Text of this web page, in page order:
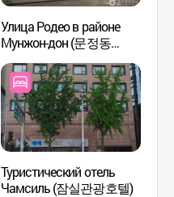
Улица Родео в районе
Мунжон-дон (문정동
Туристический отель
Чамсиль (잠실관광호텔)